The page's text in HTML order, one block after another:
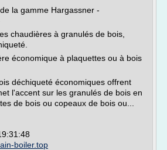
la gamme Hargassner -
chaudières à granulés de bois,
économique à plaquettes ou à bois
déchiqueté économiques offrent
l'accent sur les granulés de bois en
de bois ou copeaux de bois ou...
boiler.top